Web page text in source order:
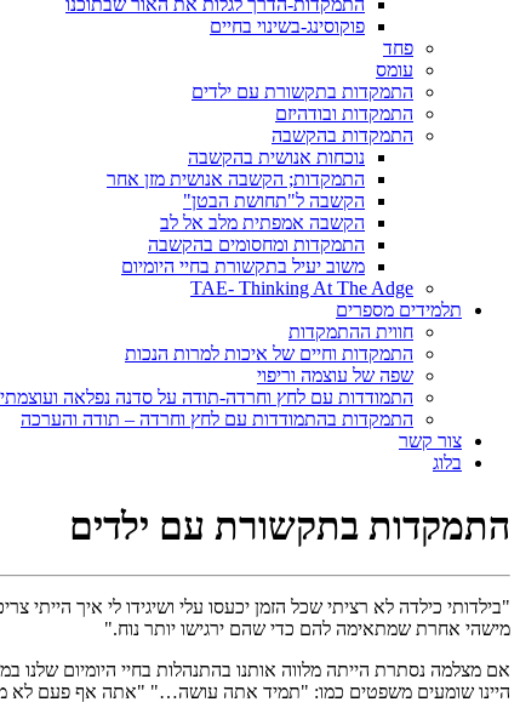
התמקדות-הדרך לגלות את האור שבתוכנו
פוקוסינג-בשינוי בחיים
פחד
עומס
התמקדות בתקשורת עם ילדים
התמקדות ובודהיזם
התמקדות בהקשבה
נוכחות אנושית בהקשבה
התמקדות; הקשבה אנושית מזן אחר
הקשבה ל"תחושת הבטן"
הקשבה אמפתית מלב אל לב
התמקדות ומחסומים בהקשבה
משוב יעיל בתקשורת בחיי היומיום
TAE- Thinking At The Adge
תלמידים מספרים
חווית ההתמקדות
התמקדות וחיים של איכות למרות הנכות
שפה של עוצמה וריפוי
התמודדות עם לחץ וחרדה-תודה על סדנה נפלאה
התמקדות בהתמודדות עם לחץ וחרדה – תודה והערכה
צור קשר
בלוג
התמקדות בתקשורת עם ילדים
"בילדותי כילדה לא רציתי שכל הזמן יכעסו עלי ושיגידו לי איך
מישהי אחרת שמתאימה להם כדי שהם ירגישו יותר נוח."
אם מצלמה נסתרת הייתה מלווה אותנו בהתנהלות בחיי היומיום שלנו
היינו שומעים משפטים כמו: "תמיד אתה עושה…" "אתה אף פעם